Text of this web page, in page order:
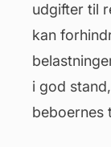
udgifter til
kan
i god
beboernes